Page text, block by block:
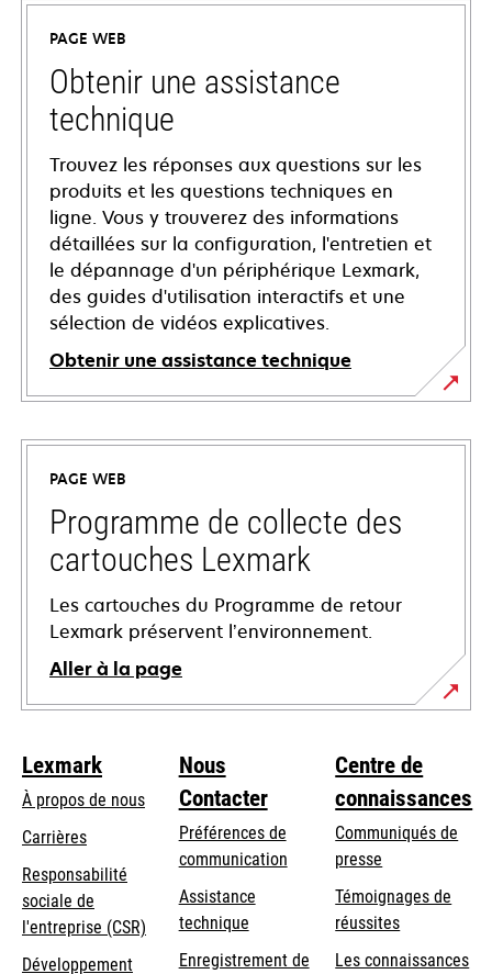
PAGE WEB
Obtenir une assistance
technique
Trouvez les réponses aux questions sur les
produits et les questions techniques en
ligne. Vous y trouverez des informations
détaillées sur la configuration, l'entretien et
le dépannage d'un périphérique Lexmark,
des guides d'utilisation interactifs et une
sélection de vidéos explicatives.
Obtenir une assistance technique
s’ouvre
dans
nouvel
onglet
PAGE WEB
Programme de collecte des
cartouches Lexmark
Les cartouches du Programme de retour
Lexmark préservent l’environnement.
Aller à la page
Lexmark
À propos de nous
Carrières
s’ouvre
dans
un
nouvel
Responsabilité
sociale de
l'entreprise (CSR) s’ouvre
Développement
Nous
Contacter
Préférences de
communication
s’ouvre
dans
un
Assistance
techniques’ouvre
Enregistrement de
Centre de
connaissances
Communiqués de
presse
Témoignages de
réussites
Les connaissances